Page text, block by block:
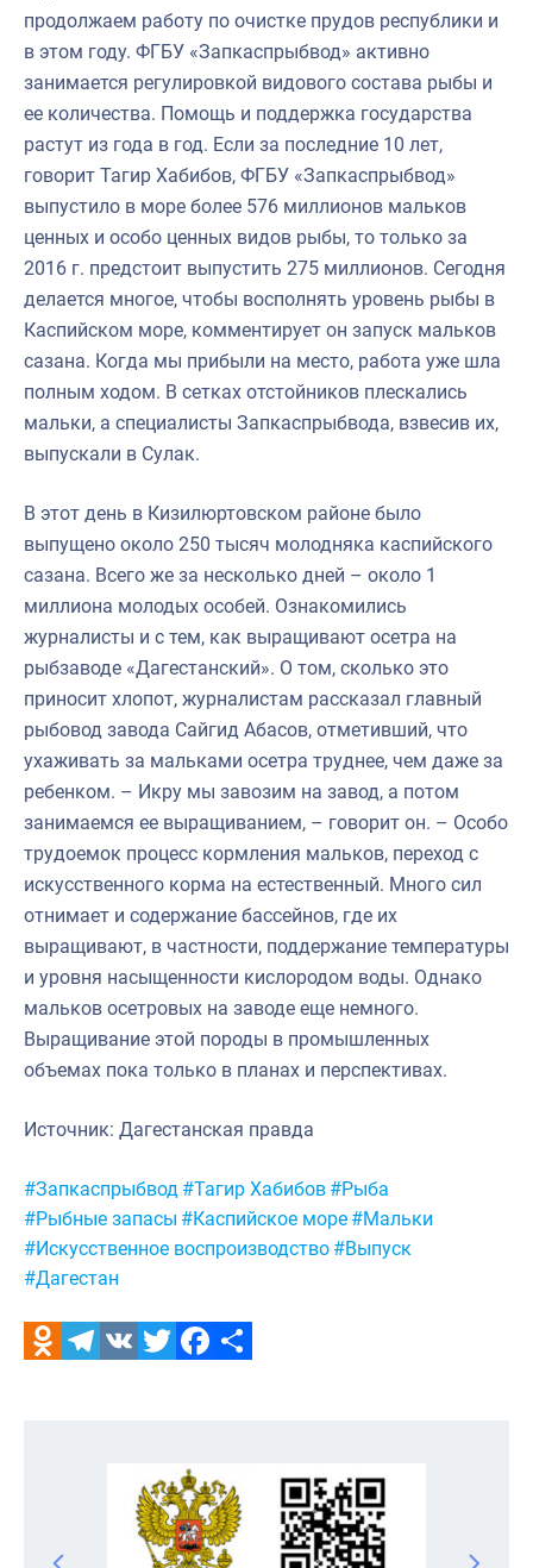
продолжаем работу по очистке прудов республики и
в этом году. ФГБУ «Запкаспрыбвод» активно
занимается регулировкой видового состава рыбы и
ее количества. Помощь и поддержка государства
растут из года в год. Если за последние 10 лет,
говорит Тагир Хабибов, ФГБУ «Запкаспрыбвод»
выпустило в море более 576 миллионов мальков
ценных и особо ценных видов рыбы, то только за
2016 г. предстоит выпустить 275 миллионов. Сегодня
делается многое, чтобы восполнять уровень рыбы в
Каспийском море, комментирует он запуск мальков
сазана. Когда мы прибыли на место, работа уже шла
полным ходом. В сетках отстойников плескались
мальки, а специалисты Запкаспрыбвода, взвесив их,
выпускали в Сулак.
В этот день в Кизилюртовском районе было
выпущено около 250 тысяч молодняка каспийского
сазана. Всего же за несколько дней – около 1
миллиона молодых особей. Ознакомились
журналисты и с тем, как выращивают осетра на
рыбзаводе «Дагестанский». О том, сколько это
приносит хлопот, журналистам рассказал главный
рыбовод завода Сайгид Абасов, отметивший, что
ухаживать за мальками осетра труднее, чем даже за
ребенком. – Икру мы завозим на завод, а потом
занимаемся ее выращиванием, – говорит он. – Особо
трудоемок процесс кормления мальков, переход с
искусственного корма на естественный. Много сил
отнимает и содержание бассейнов, где их
выращивают, в частности, поддержание температуры
и уровня насыщенности кислородом воды. Однако
мальков осетровых на заводе еще немного.
Выращивание этой породы в промышленных
объемах пока только в планах и перспективах.
Источник: Дагестанская правда
Метки:
#Запкаспрыбвод #Тагир Хабибов #Рыба
#Рыбные запасы #Каспийское море #Мальки
#Искусственное воспроизводство #Выпуск
#Дагестан